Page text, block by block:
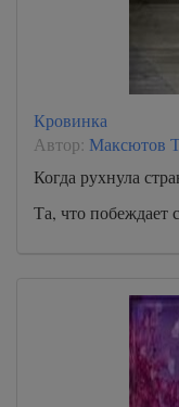
Кровинка
Автор: Максютов
Когда рухнула
Та, что побеждает